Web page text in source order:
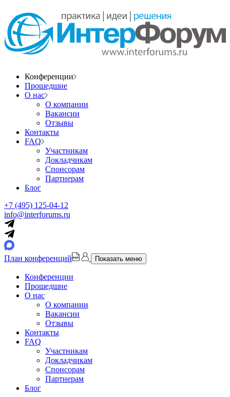
Конференции
Прошедшие
О нас
О компании
Вакансии
Отзывы
Контакты
FAQ
Участникам
Докладчикам
Спонсорам
Партнерам
Блог
+7 (495) 125-04-12
info@interforums.ru
План конференций Показать меню
Конференции
Прошедшие
О нас
О компании
Вакансии
Отзывы
Контакты
FAQ
Участникам
Докладчикам
Спонсорам
Партнерам
Блог